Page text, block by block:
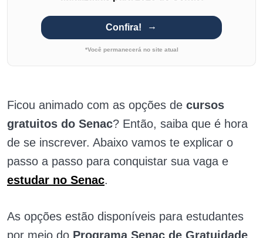
Confira!
*Você permanecerá no site atual
Ficou animado com as opções de cursos
gratuitos do Senac? Então, saiba que é hora
de se inscrever. Abaixo vamos te explicar o
passo a passo para conquistar sua vaga e
estudar no Senac.
As opções estão disponíveis para estudantes
por meio do Programa Senac de Gratuidade